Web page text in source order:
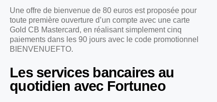
Une offre de bienvenue de 80 euros est proposée pour
toute première ouverture d’un compte avec une carte
Gold CB Mastercard, en réalisant simplement cinq
paiements dans les 90 jours avec le code promotionnel
BIENVENUEFTO.
Les services bancaires au
quotidien avec Fortuneo